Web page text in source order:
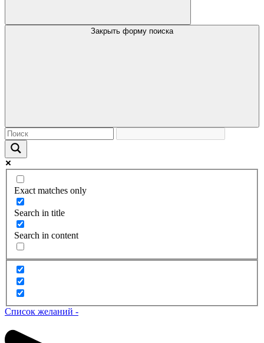
Закрыть форму поиска
Exact matches only
Search in title
Search in content
Список желаний -